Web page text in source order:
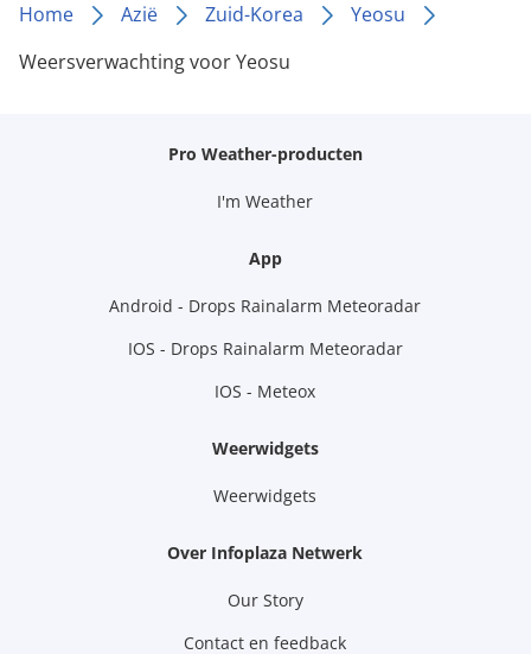
Home Azië Zuid-Korea
Yeosu
Weersverwachting voor Yeosu
Pro Weather-producten
I'm Weather
App
Android - Drops Rainalarm Meteoradar
IOS - Drops Rainalarm Meteoradar
IOS - Meteox
Weerwidgets
Weerwidgets
Over Infoplaza Netwerk
Our Story
Contact en feedback